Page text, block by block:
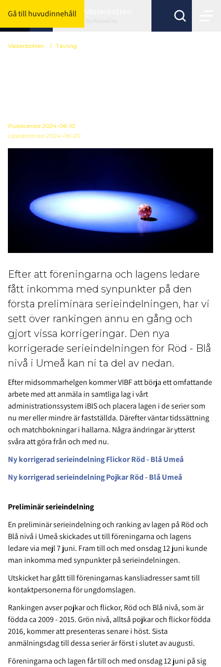
Gå till huvudinnehåll
Byt förbund här
Västerbotten / Tävling
Publicerad 2024-06-10
Uppdaterad 2024-06-20
Efter att föreningarna och lagens ledare
fått inkomma med synpunkter på den
första preliminära serieindelningen, har vi
sett över rankingen ännu en gång och
gjort vissa korrigeringar. Den nya
korrigerade serieindelningen för Röd - Blå
nivå i Umeå kan ni ta del av nedan.
Efter midsommarhelgen kommer VIBF att börja ett omfattande
arbete med att anmäla in samtliga lag i vårt
administrationssystem iBIS och placera lagen i de serier som
nu mer eller mindre är fastställda. Därefter väntar tidssättning
och matchbokningar i hallarna. Några ändringar är ytterst
svåra att göra från och med nu.
Ny korrigerad serieindelning Flickor Röd - Blå Umeå
Ny korrigerad serieindelning Pojkar Röd - Blå Umeå
Preliminär serieindelning
En preliminär serieindelning och ranking av lagen på Röd och
Blå nivå i Umeå skickades ut till föreningarna och lagens
ledare via mejl 7 juni. Fram till och med onsdag 12 juni kunde
man inkomma med synpunkter på serieindelningen.
Utskicket har gått till föreningarnas kansliadresser samt till
kontaktpersonerna för ungdomslagen.
Rankingen avser pojkar och flickor, Röd och Blå nivå, som är
födda ca 2009 - 2015. Grön nivå, alltså pojkar och flickor födda
2016, kommer att presenteras senare i höst. Sista
anmälningsdag till dessa serier är först i slutet av augusti.
Föreningarna och lagen får till och med onsdag 12 juni på sig